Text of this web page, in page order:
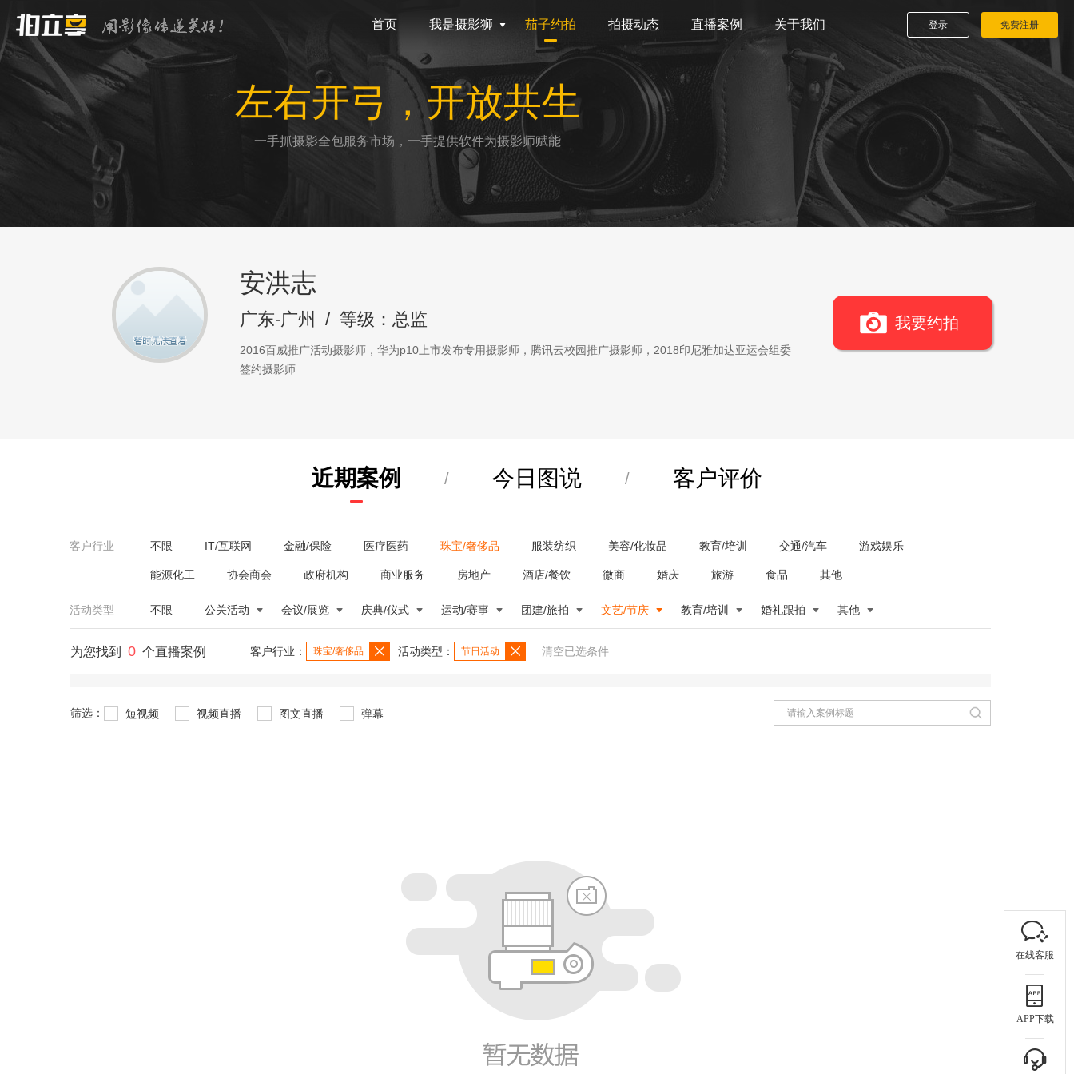
首页 我是摄影狮 茄子约拍 拍摄动态 直播案例 关于我们 登录 免费注册
左右开弓，开放共生
一手抓摄影全包服务市场，一手提供软件为摄影师赋能
安洪志
广东-广州 / 等级：总监
2016百威推广活动摄影师，华为p10上市发布专用摄影师，腾讯云校园推广摄影师，2018印尼雅加达亚运会组委
签约摄影师
我要约拍
近期案例 / 今日图说 / 客户评价
客户行业 不限 IT/互联网 金融/保险 医疗医药 珠宝/奢侈品 服装纺织 美容/化妆品 教育/培训 交通/汽车 游戏娱乐
能源化工 协会商会 政府机构 商业服务 房地产 酒店/餐饮 微商 婚庆 旅游 食品 其他
活动类型 不限 公关活动 会议/展览 庆典/仪式 运动/赛事 团建/旅拍 文艺/节庆 教育/培训 婚礼跟拍 其他
为您找到 0 个直播案例 客户行业： 珠宝/奢侈品 活动类型： 节日活动 清空已选条件
筛选： 短视频 视频直播 图文直播 弹幕
在线客服
APP下载